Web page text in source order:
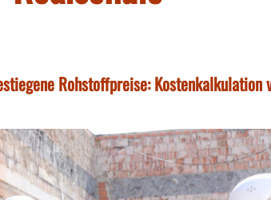
Rohstoffpreise: